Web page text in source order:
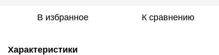
В избранное К сравнению
Характеристики